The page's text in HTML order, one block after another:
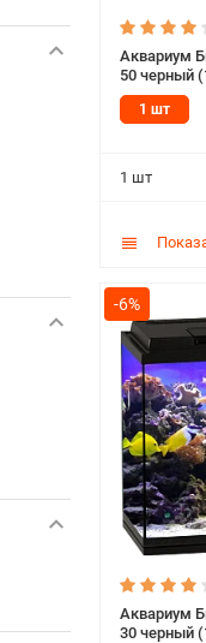
Аквариум
50 черный
1 шт
1 шт
-6%
Аквариум
30 черный